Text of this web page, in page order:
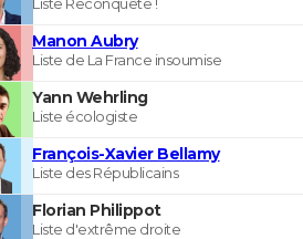
Manon Aubry
Liste de La France insoumise
Yann Wehrling
Liste écologiste
François-Xavier Bellamy
Liste des Républicains
Florian Philippot
Liste d'extrême droite